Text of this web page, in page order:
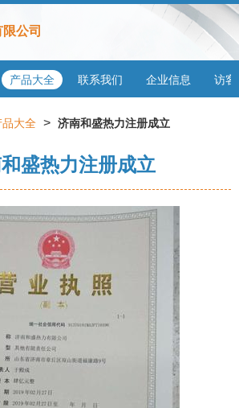
公司
产品大全 联系我们 企业信息 访客
品大全 > 济南和盛热力注册成立
盛热力注册成立